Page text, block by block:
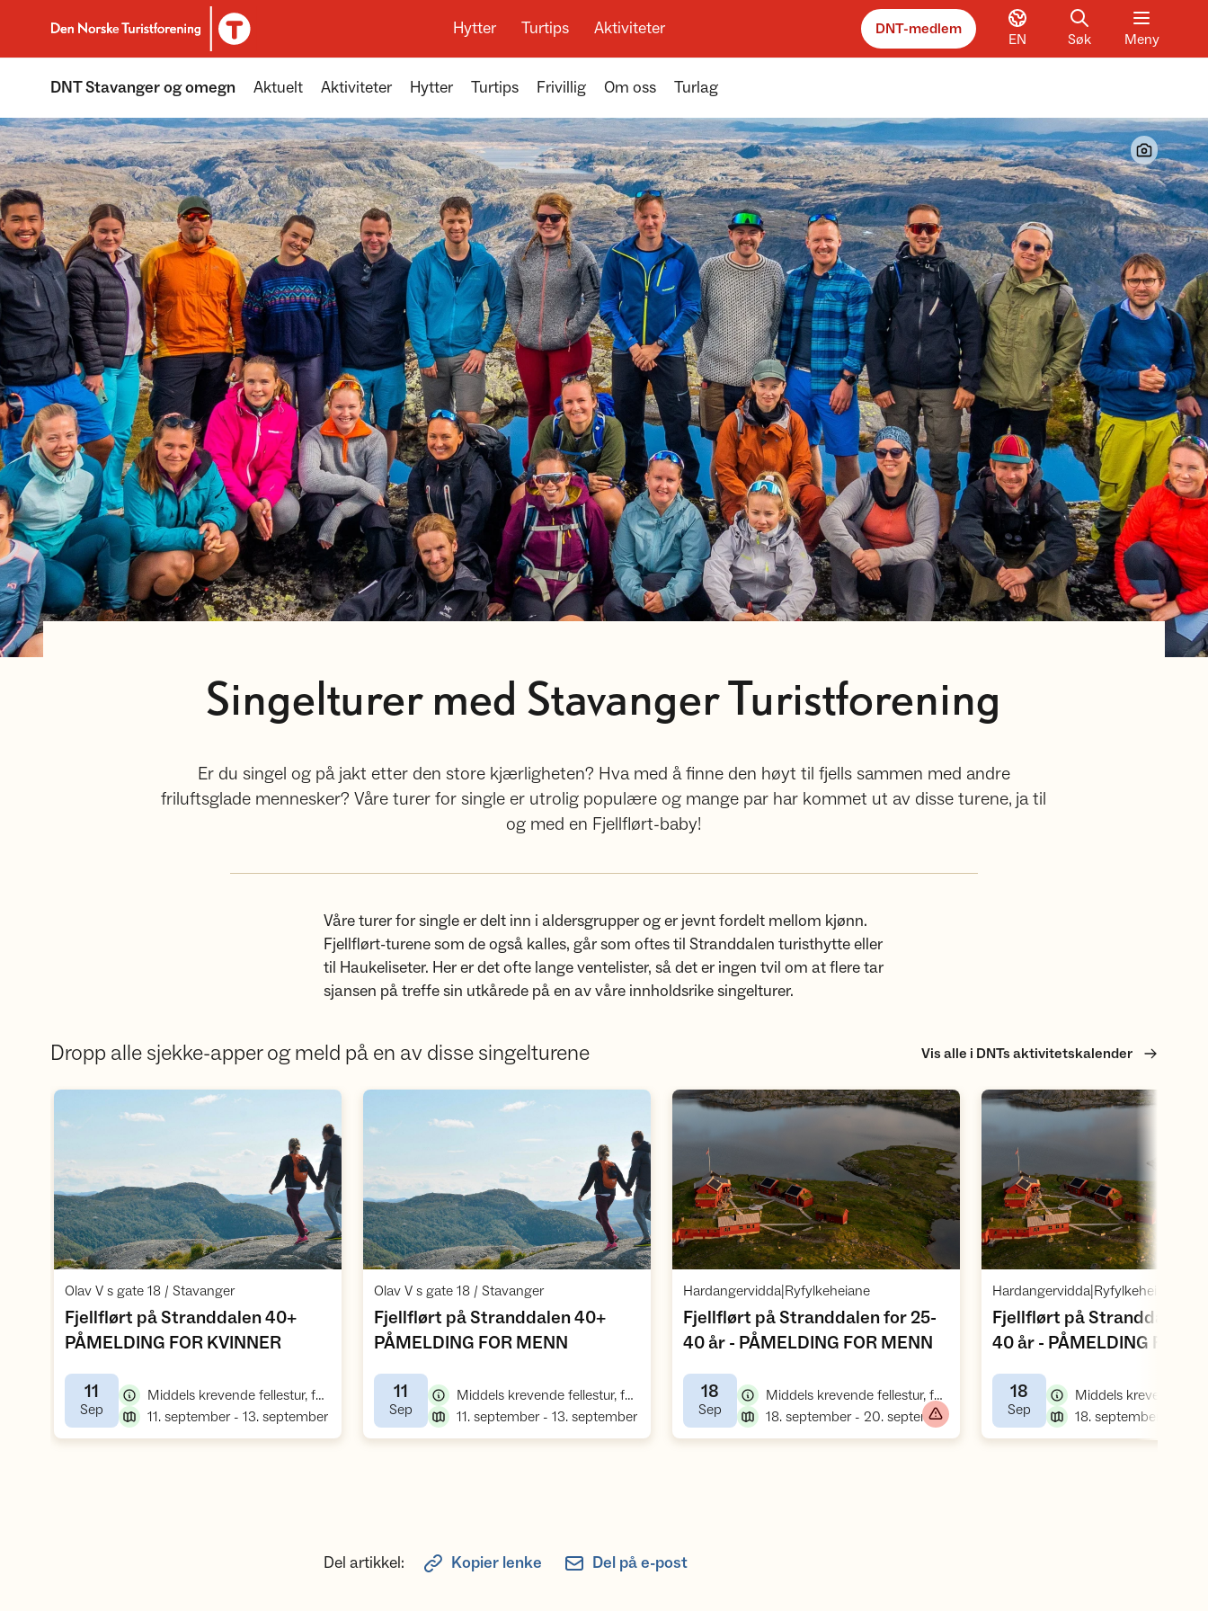
Til DNT.no forside
Hytter Turtips Aktiviteter DNT-medlem
EN Søk Meny
DNT Stavanger og omegn Aktuelt Aktiviteter Hytter Turtips Frivillig Om oss Turlag
Singelturer med Stavanger Turistforening
Er du singel og på jakt etter den store kjærligheten? Hva med å finne den høyt til fjells sammen med andre
friluftsglade mennesker? Våre turer for single er utrolig populære og mange par har kommet ut av disse turene, ja til
og med en Fjellflørt-baby!
Våre turer for single er delt inn i aldersgrupper og er jevnt fordelt mellom kjønn.
Fjellflørt-turene som de også kalles, går som oftes til Stranddalen turisthytte eller
til Haukeliseter. Her er det ofte lange ventelister, så det er ingen tvil om at flere tar
sjansen på treffe sin utkårede på en av våre innholdsrike singelturer.
Dropp alle sjekke-apper og meld på en av disse singelturene Vis alle i DNTs aktivitetskalender
Åpne aktivitet
Olav V s gate 18 / Stavanger,
Fjellflørt på Stranddalen 40+
PÅMELDING FOR KVINNER,
11
Sep
Middels krevende fellestur, fottur
11. september - 13. september,
Åpne aktivitet
Olav V s gate 18 / Stavanger,
Fjellflørt på Stranddalen 40+
PÅMELDING FOR MENN
11
Sep
Middels krevende fellestur, fottur
11. september - 13. september,
Åpne aktivitet
Hardangervidda|Ryfylkeheiane,
Fjellflørt på Stranddalen for 25-
40 år - PÅMELDING FOR MENN
18
Sep
Middels krevende fellestur, fottur
18. september - 20. september
Åpne
Hardangervidda|Ryfylkeheiane
Fjellflørt på Stranddalen
40 år - PÅMELDING FOR
KVINNER
18
Sep
Del artikkel: Kopier lenke Del på e-post